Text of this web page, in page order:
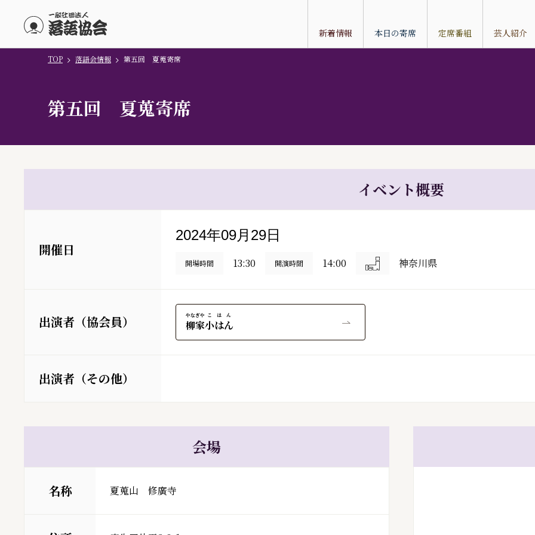
新着情報 本日の寄席 定席番組 芸人紹介
TOP 落語会情報 第五回 夏蒐寄席
第五回 夏蒐寄席
イベント概要
開催日
2024年09月29日
開場時間 13:30 開演時間 14:00 神奈川県
出演者（協会員） 柳家
やなぎや
小はん
こはん
出演者（その他）
会場
名称 夏蒐山　修廣寺